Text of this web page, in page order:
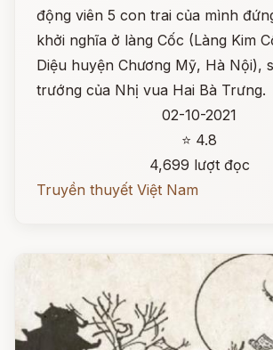
động viên 5 con trai của mình
khởi nghĩa ở làng Cốc (Làng Kim
Diệu huyện Chương Mỹ, Hà Nội),
trướng của Nhị vua Hai Bà Trưng.
02-10-2021
⭐ 4.8
4,699 lượt đọc
Truyền thuyết Việt Nam